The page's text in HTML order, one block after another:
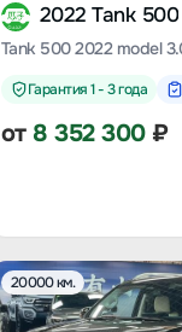
2022 Tank 500
Гарантия 1 - 3 года
от 8 352 300₽
20000 км.